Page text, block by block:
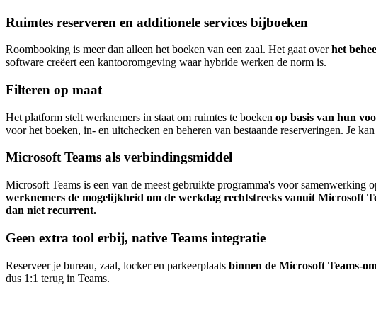
Ruimtes reserveren en additionele services bijboeken
Roombooking is meer dan alleen het boeken van een zaal. Het gaat overhet
software creëert een kantooromgeving waar hybride werken de norm is.
Filteren op maat
Het platform stelt werknemers in staat om ruimtes te boeken op basis van hun
voor het boeken, in- en uitchecken en beheren van bestaande reserveringen. Je
Microsoft Teams als verbindingsmiddel
Microsoft Teams is een van de meest gebruikte programma's voor
werknemers de mogelijkheid om de werkdag rechtstreeks vanuit Microsoft
dan niet recurrent.
Geen extra tool erbij, native Teams integratie
Reserveer je bureau, zaal, locker en parkeerplaats binnen de Microsoft Teams-
dus 1:1 terug in Teams.